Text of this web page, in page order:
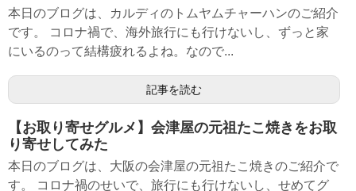
本日のブログは、カルディのトムヤムチャーハンのご紹介
です。 コロナ禍で、海外旅行にも行けないし、ずっと家
にいるのって結構疲れるよね。なので...
記事を読む
【お取り寄せグルメ】会津屋の元祖たこ焼きをお取
り寄せしてみた
本日のブログは、大阪の会津屋の元祖たこ焼きのご紹介で
す。 コロナ禍のせいで、旅行にも行けないし、せめてグ